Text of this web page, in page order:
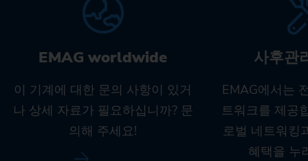
EMAG worldwide
이 기계에 대한 문의 사항이 있거
나 상세 자료가 필요하십니까? 문
의해 주세요!
사후관
EMAG에서는
트워크를 제공
로벌 네트워킹
혜택을 누